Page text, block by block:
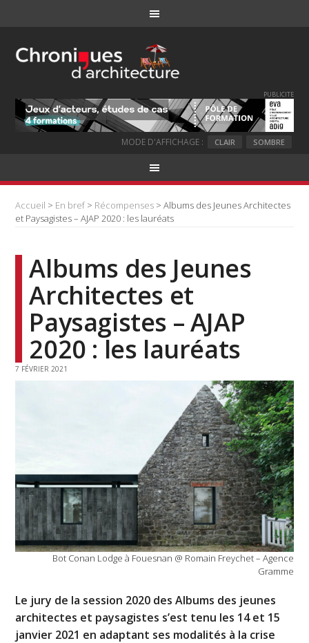
PUBLICITE
MODE D'AFFICHAGE : CLAIR SOMBRE
Accueil > En bref > Récompenses > Albums des Jeunes Architectes
et Paysagistes – AJAP 2020 : les lauréats
Albums des Jeunes
Architectes et
Paysagistes – AJAP
2020 : les lauréats
7 FÉVRIER 2021
Bot Conan Lodge à Fouesnan @ Romain Freychet – Agence
Gramme
Le jury de la session 2020 des Albums des jeunes
architectes et paysagistes s’est tenu les 14 et 15
janvier 2021 en adaptant ses modalités à la crise